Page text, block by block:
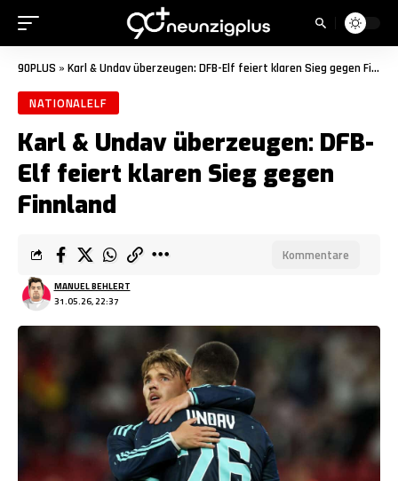
90PLUS » Karl & Undav überzeugen: DFB-Elf feiert klaren Sieg gegen Finnland
NATIONALELF
Karl & Undav überzeugen: DFB-
Elf feiert klaren Sieg gegen
Finnland
31.05.26, 22:37
MANUEL BEHLERT
Kommentare